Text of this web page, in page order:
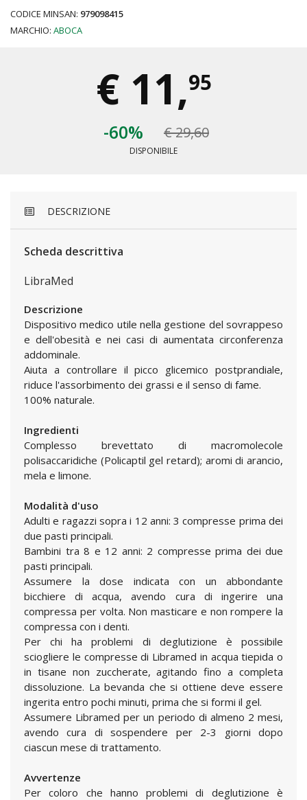
CODICE MINSAN: 979098415
MARCHIO: ABOCA
€ 11,95
-60% € 29,60
DISPONIBILE
DESCRIZIONE
Scheda descrittiva
LibraMed
Descrizione
Dispositivo medico utile nella gestione del sovrappeso
e dell'obesità e nei casi di aumentata circonferenza
addominale.
Aiuta a controllare il picco glicemico postprandiale,
riduce l'assorbimento dei grassi e il senso di fame.
100% naturale.
Ingredienti
Complesso brevettato di macromolecole
polisaccaridiche (Policaptil gel retard); aromi di arancio,
mela e limone.
Modalità d'uso
Adulti e ragazzi sopra i 12 anni: 3 compresse prima dei
due pasti principali.
Bambini tra 8 e 12 anni: 2 compresse prima dei due
pasti principali.
Assumere la dose indicata con un abbondante
bicchiere di acqua, avendo cura di ingerire una
compressa per volta. Non masticare e non rompere la
compressa con i denti.
Per chi ha problemi di deglutizione è possibile
sciogliere le compresse di Libramed in acqua tiepida o
in tisane non zuccherate, agitando fino a completa
dissoluzione. La bevanda che si ottiene deve essere
ingerita entro pochi minuti, prima che si formi il gel.
Assumere Libramed per un periodo di almeno 2 mesi,
avendo cura di sospendere per 2-3 giorni dopo
ciascun mese di trattamento.
Avvertenze
Per coloro che hanno problemi di deglutizione è